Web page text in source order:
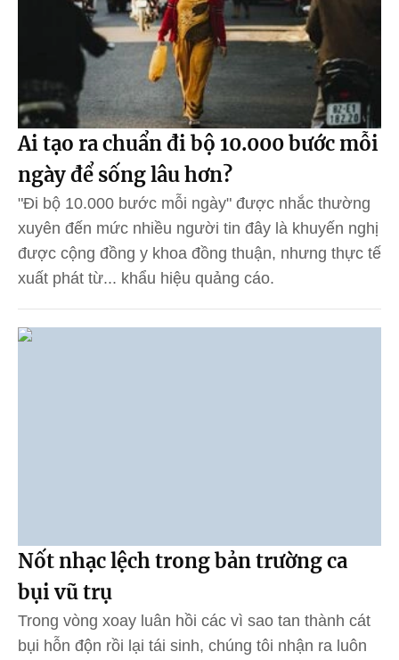
Ai tạo ra chuẩn đi bộ 10.000 bước mỗi
ngày để sống lâu hơn?
"Đi bộ 10.000 bước mỗi ngày" được nhắc thường
xuyên đến mức nhiều người tin đây là khuyến nghị
được cộng đồng y khoa đồng thuận, nhưng thực tế
xuất phát từ... khẩu hiệu quảng cáo.
Nốt nhạc lệch trong bản trường ca
bụi vũ trụ
Trong vòng xoay luân hồi các vì sao tan thành cát
bụi hỗn độn rồi lại tái sinh, chúng tôi nhận ra luôn